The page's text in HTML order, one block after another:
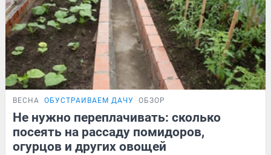
ВЕСНА ОБУСТРАИВАЕМ ДАЧУ ОБЗОР
Не нужно переплачивать: сколько
посеять на рассаду помидоров,
огурцов и других овощей